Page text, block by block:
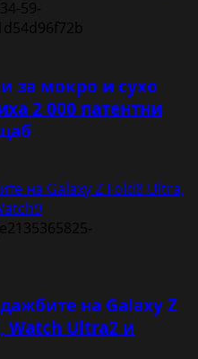
за мокро и сухо
2 000 патентни
на Galaxy Z Fold8 Ultra,
на Galaxy Z
Watch Ultra2 и